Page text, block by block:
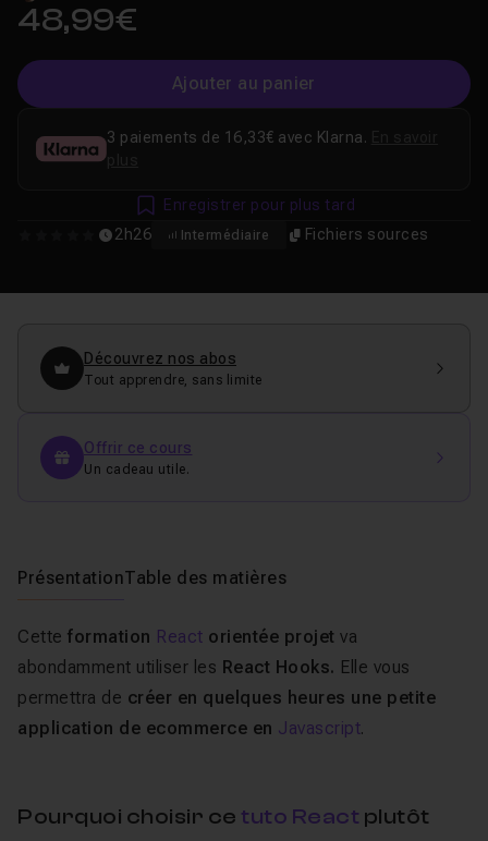
48,99€
Ajouter au panier
2h26 Intermédiaire Fichiers sources
3 paiements de 16,33€ avec Klarna.
Enregistrer pour plus tard
Découvrez nos abos
Tout apprendre, sans limite
Offrir ce cours
Un cadeau utile.
PrésentationTable des matières
Cette formation React orientée projet va
abondamment utiliser les React Hooks. Elle vous
permettra de créer en quelques heures une petite
application de ecommerce en Javascript.
Pourquoi choisir ce tuto React plutôt